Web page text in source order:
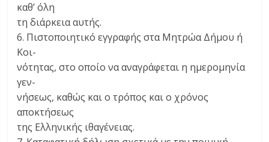
καθ’ όλη
τη διάρκεια αυτής.
6. Πιστοποιητικό εγγραφής στα Μητρώα Δήμου ή
Κοι-
νότητας, στο οποίο να αναγράφεται η ημερομηνία
γεν-
νήσεως, καθώς και ο τρόπος και ο χρόνος
αποκτήσεως
της Ελληνικής ιθαγένειας.